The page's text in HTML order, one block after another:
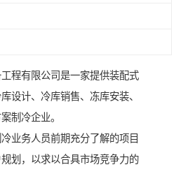
程有限公司是一家提供装配式
设计、冷库销售、冻库安装、
制冷企业。
业务人员前期充分了解的项目
划，以求以合具市场竞争力的